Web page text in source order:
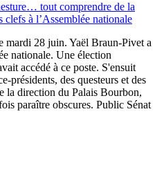
tout comprendre de la
à l’Assemblée nationale
mardi 28 juin. Yaël Braun-Pivet a
nationale. Une élection
accédé à ce poste. S'ensuit
présidents, des questeurs et des
la direction du Palais Bourbon,
paraître obscures. Public Sénat